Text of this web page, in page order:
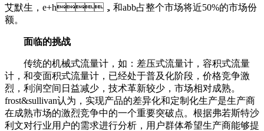
艾默生，e+h，和abb占整个市场将近50%的市场份
额。
面临的挑战
传统的机械式流量计，如：差压式流量计，容积式流量
计，和变面积式流量计，已经处于普及化阶段，价格竞争激
烈，利润空间日益减少，技术革新较少，市场相对成熟。
frost&sullivan认为，实现产品的差异化和定制化生产是生产商
在成熟市场的激烈竞争中的一个重要突破点。根据弗若斯特沙
利文对行业用户的需求进行分析，用户群体希望生产商能够提